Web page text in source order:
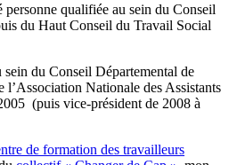
qualifiée au sein du Conseil
du Haut Conseil du Travail Social
sein du Conseil Départemental de
Nationale des Assistants
(puis vice-président de 2008 à
de formation des travailleurs